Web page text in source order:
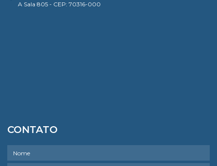
A Sala 805 - CEP: 70316-000
CONTATO